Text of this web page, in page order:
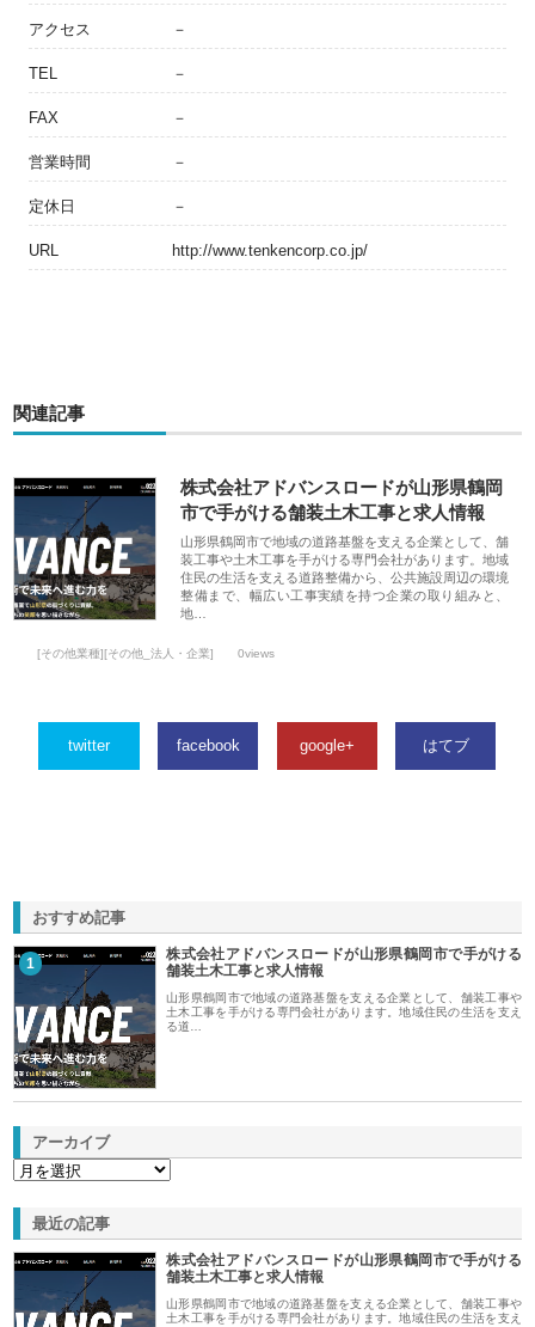
アクセス －
TEL －
FAX －
営業時間 －
定休日 －
URL http://www.tenkencorp.co.jp/
関連記事
株式会社アドバンスロードが山形県鶴岡
市で手がける舗装土木工事と求人情報
山形県鶴岡市で地域の道路基盤を支える企業として、舗
装工事や土木工事を手がける専門会社があります。地域
住民の生活を支える道路整備から、公共施設周辺の環境
整備まで、幅広い工事実績を持つ企業の取り組みと、
地…
[その他業種][その他_法人・企業] 0views
twitter facebook google+ はてブ
おすすめ記事
1
株式会社アドバンスロードが山形県鶴岡市で手がける
舗装土木工事と求人情報
山形県鶴岡市で地域の道路基盤を支える企業として、舗装工事や
土木工事を手がける専門会社があります。地域住民の生活を支え
る道…
アーカイブ
最近の記事
株式会社アドバンスロードが山形県鶴岡市で手がける
舗装土木工事と求人情報
山形県鶴岡市で地域の道路基盤を支える企業として、舗装工事や
土木工事を手がける専門会社があります。地域住民の生活を支え